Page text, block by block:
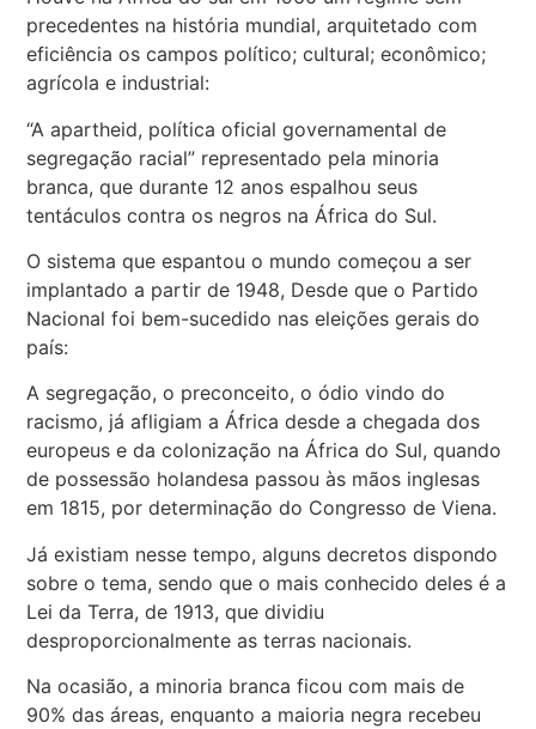
precedentes na história mundial, arquitetado com
eficiência os campos político; cultural; econômico;
agrícola e industrial:
“A apartheid, política oficial governamental de
segregação racial” representado pela minoria
branca, que durante 12 anos espalhou seus
tentáculos contra os negros na África do Sul.
O sistema que espantou o mundo começou a ser
implantado a partir de 1948, Desde que o Partido
Nacional foi bem-sucedido nas eleições gerais do
país:
A segregação, o preconceito, o ódio vindo do
racismo, já afligiam a África desde a chegada dos
europeus e da colonização na África do Sul, quando
de possessão holandesa passou às mãos inglesas
em 1815, por determinação do Congresso de Viena.
Já existiam nesse tempo, alguns decretos dispondo
sobre o tema, sendo que o mais conhecido deles é a
Lei da Terra, de 1913, que dividiu
desproporcionalmente as terras nacionais.
Na ocasião, a minoria branca ficou com mais de
90% das áreas, enquanto a maioria negra recebeu